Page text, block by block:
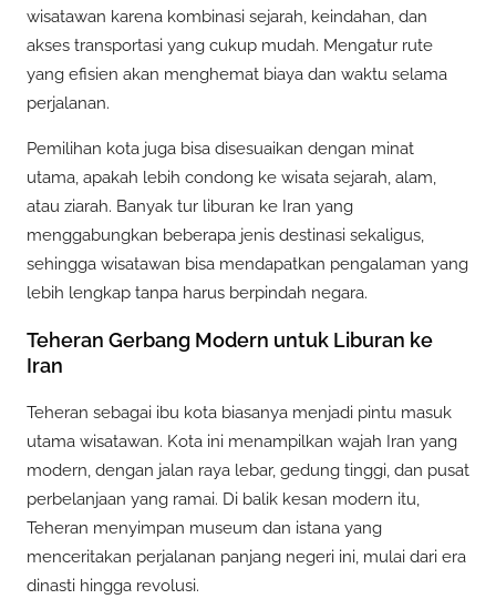
wisatawan karena kombinasi sejarah, keindahan, dan
akses transportasi yang cukup mudah. Mengatur rute
yang efisien akan menghemat biaya dan waktu selama
perjalanan.
Pemilihan kota juga bisa disesuaikan dengan minat
utama, apakah lebih condong ke wisata sejarah, alam,
atau ziarah. Banyak tur liburan ke Iran yang
menggabungkan beberapa jenis destinasi sekaligus,
sehingga wisatawan bisa mendapatkan pengalaman yang
lebih lengkap tanpa harus berpindah negara.
Teheran Gerbang Modern untuk Liburan ke
Iran
Teheran sebagai ibu kota biasanya menjadi pintu masuk
utama wisatawan. Kota ini menampilkan wajah Iran yang
modern, dengan jalan raya lebar, gedung tinggi, dan pusat
perbelanjaan yang ramai. Di balik kesan modern itu,
Teheran menyimpan museum dan istana yang
menceritakan perjalanan panjang negeri ini, mulai dari era
dinasti hingga revolusi.